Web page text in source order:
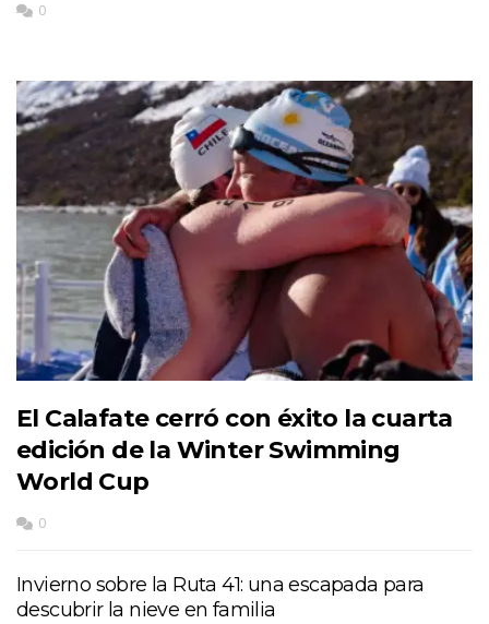
0
El Calafate cerró con éxito la cuarta
edición de la Winter Swimming
World Cup
0
Invierno sobre la Ruta 41: una escapada para
descubrir la nieve en familia